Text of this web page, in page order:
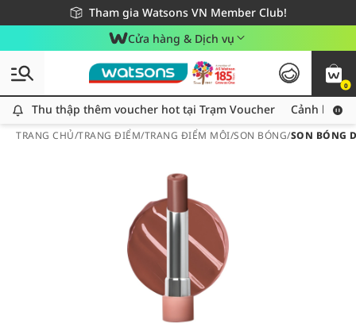
Tham gia Watsons VN Member Club!
Miễn phí giao hàng cho đơn hàng từ 249,000Đ
Giao hàng nhanh 24h - Áp dụng khu vực TP. Hồ Chí Minh
Cửa hàng & Dịch vụ
0
Thu thập thêm voucher hot tại Trạm Voucher
Thu thập thêm voucher hot tại Trạm Voucher Cảnh báo
TRANG CHỦ/TRANG ĐIỂM/TRANG ĐIỂM MÔI/SON BÓNG/SON BÓNG